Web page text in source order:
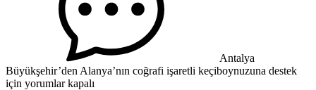
Antalya
Büyükşehir’den Alanya’nın coğrafi işaretli keçiboynuzuna destek
için yorumlar kapalı